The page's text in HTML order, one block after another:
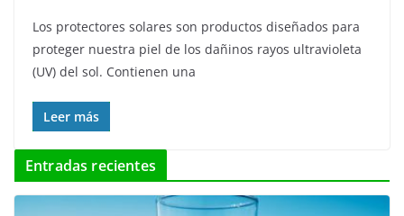
Los protectores solares son productos diseñados para
proteger nuestra piel de los dañinos rayos ultravioleta
(UV) del sol. Contienen una
Leer más
Entradas recientes